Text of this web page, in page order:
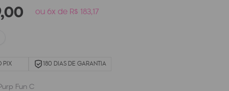
,00 ou 6x de R$ 183,17
PIX 180 DIAS DE GARANTIA
Fun C